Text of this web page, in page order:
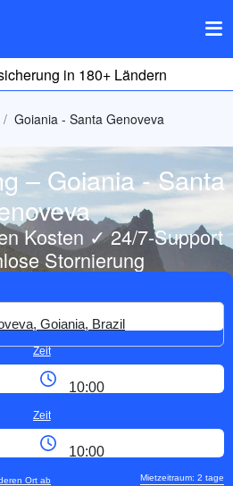
in 180+ Ländern
Goiania - Santa Genoveva
– Goiania - Santa
Kosten ✓ 24/7-Support
Stornierung
Zeit
Zeit
Ort ab Mietzeitraum: 2 tage